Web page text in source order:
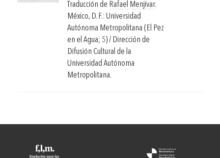
Traducción de Rafael Menjívar.
México, D. F.: Universidad
Autónoma Metropolitana (El Pez
en el Agua; 5) / Dirección de
Difusión Cultural de la
Universidad Autónoma
Metropolitana.